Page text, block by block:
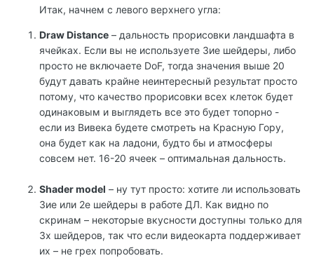
Итак, начнем с левого верхнего угла:
Draw Distance – дальность прорисовки ландшафта в
ячейках. Если вы не используете 3ие шейдеры, либо
просто не включаете DoF, тогда значения выше 20
будут давать крайне неинтересный результат просто
потому, что качество прорисовки всех клеток будет
одинаковым и выглядеть все это будет топорно -
если из Вивека будете смотреть на Красную Гору,
она будет как на ладони, будто бы и атмосферы
совсем нет. 16-20 ячеек – оптимальная дальность.
Shader model – ну тут просто: хотите ли использовать
3ие или 2е шейдеры в работе ДЛ. Как видно по
скринам – некоторые вкусности доступны только для
3х шейдеров, так что если видеокарта поддерживает
их – не грех попробовать.